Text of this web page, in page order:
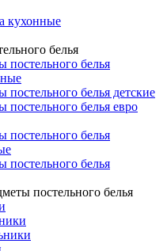
кухонные
белья
постельного белья
постельного белья детские
постельного белья евро
постельного белья
постельного белья
постельного белья